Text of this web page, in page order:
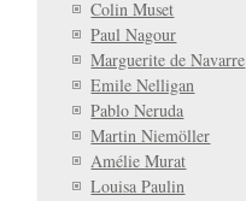
Colin Muset
Paul Nagour
Marguerite de Navarre
Emile Nelligan
Pablo Neruda
Martin Niemöller
Amélie Murat
Louisa Paulin